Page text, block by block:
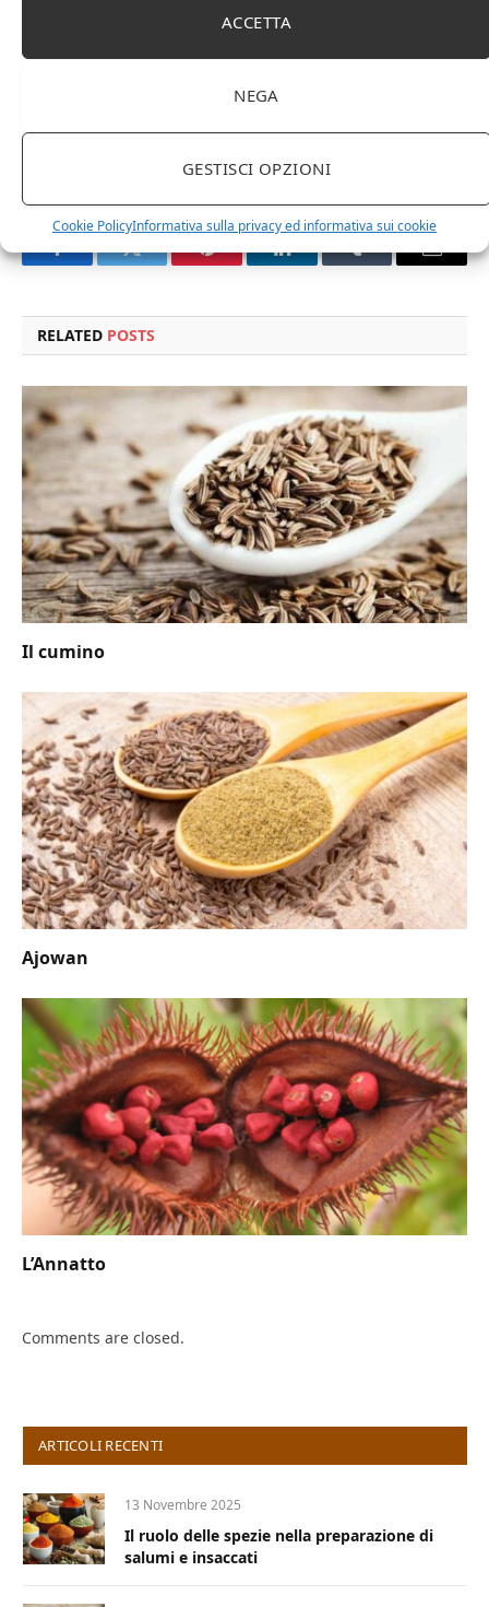
ACCETTA
NEGA
GESTISCI OPZIONI
Cookie PolicyInformativa sulla privacy ed informativa sui cookie
sono convinti che il suo aroma sia migliore e di certo più
FacebookTwitter Pinterest LinkedInTumblr Email
RELATED POSTS
Il cumino
Ajowan
L’Annatto
Comments are closed.
ARTICOLI RECENTI
13 Novembre 2025
Il ruolo delle spezie nella preparazione di
salumi e insaccati